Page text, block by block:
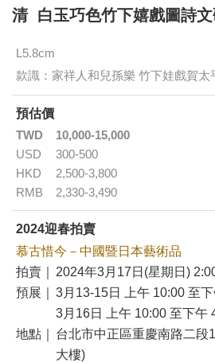
清 白玉巧色竹下嬉戲圖詩
L5.8cm
款識：家祥人和兒孫樂 竹下娃戲賀太
預估價
TWD
10,000-15,000
USD
300-500
HKD
2,500-3,800
RMB
2,330-3,490
2024迎春拍賣
慕古惜今－中國暨日本藝術品
拍賣｜
2024年3月17日(星期日)
預展｜
3月13-15日 上午 10:00 至
3月16日 上午 10:00 至下午
地點｜
台北市中正區重慶南路二段
大樓)